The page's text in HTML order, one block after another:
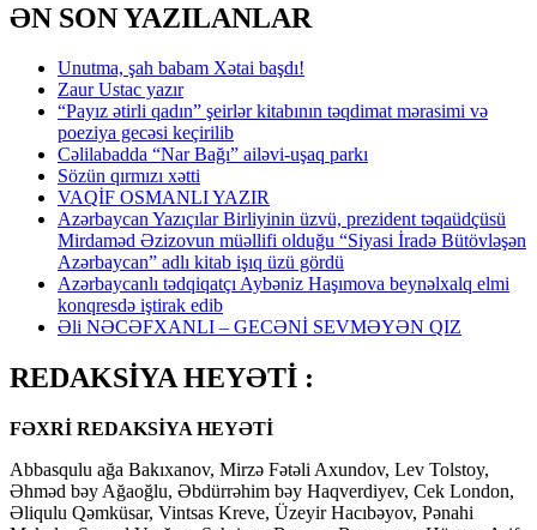
ƏN SON YAZILANLAR
Unutma, şah babam Xətai başdı!
Zaur Ustac yazır
“Payız ətirli qadın” şeirlər kitabının təqdimat mərasimi və
poeziya gecəsi keçirilib
Cəlilabadda “Nar Bağı” ailəvi-uşaq parkı
Sözün qırmızı xətti
VAQİF OSMANLI YAZIR
Azərbaycan Yazıçılar Birliyinin üzvü, prezident təqaüdçüsü
Mirdaməd Əzizovun müəllifi olduğu “Siyasi İradə Bütövləşən
Azərbaycan” adlı kitab işıq üzü gördü
Azərbaycanlı tədqiqatçı Aybəniz Haşımova beynəlxalq elmi
konqresdə iştirak edib
Əli NƏCƏFXANLI – GECƏNİ SEVMƏYƏN QIZ
REDAKSİYA HEYƏTİ :
FƏXRİ REDAKSİYA HEYƏTİ
Abbasqulu ağa Bakıxanov, Mirzə Fətəli Axundov, Lev Tolstoy,
Əhməd bəy Ağaoğlu, Əbdürrəhim bəy Haqverdiyev, Cek London,
Əliqulu Qəmküsar, Vintsas Kreve, Üzeyir Hacıbəyov, Pənahi